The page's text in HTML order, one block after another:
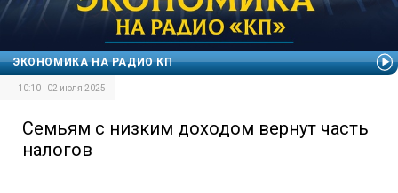
ЭКОНОМИКА НА РАДИО КП
10:10 | 02 июля 2025
Семьям с низким доходом вернут часть
налогов